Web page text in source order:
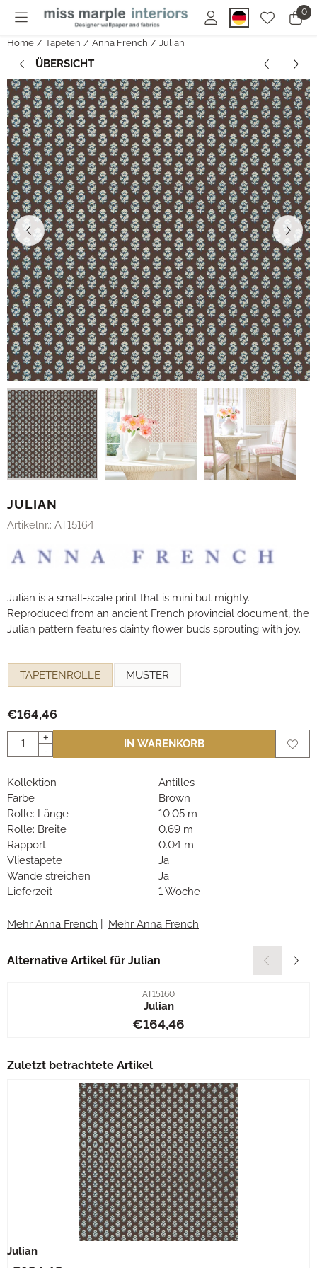
Cookie-Einstellungen sind derzeit geschlossen. 0
Home / Tapeten / Anna French / Julian
ÜBERSICHT
JULIAN
Artikelnr.: AT15164
Julian is a small-scale print that is mini but mighty.
Reproduced from an ancient French provincial document, the
Julian pattern features dainty flower buds sprouting with joy.
TAPETENROLLE MUSTER
€164,46
Anzahl
+
-
IN WARENKORB
Kollektion
Antilles
Farbe
Brown
Rolle: Länge
10.05 m
Rolle: Breite
0.69 m
Rapport
0.04 m
Vliestapete
Ja
Wände streichen
Ja
Lieferzeit
1 Woche
Mehr Anna French Mehr Anna French
Alternative Artikel für Julian
Artikelnummer
AT15160
Julian
Preis: 164,46
€164,46
Zuletzt betrachtete Artikel
Julian